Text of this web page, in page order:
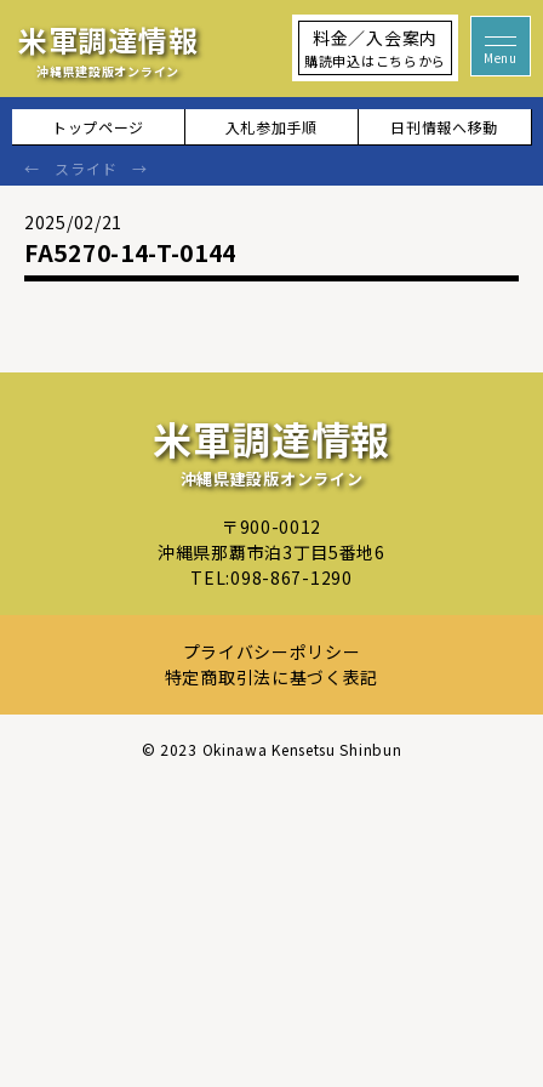
米軍調達情報
沖縄県建設版オンライン
料金／入会案内
購読申込はこちらから
トップページ 入札参加手順 日刊情報へ移動
2025/02/21
FA5270-14-T-0144
米軍調達情報
沖縄県建設版オンライン
〒900-0012
沖縄県那覇市泊3丁目5番地6
TEL:098-867-1290
プライバシーポリシー
特定商取引法に基づく表記
©︎ 2023 Okinawa Kensetsu Shinbun